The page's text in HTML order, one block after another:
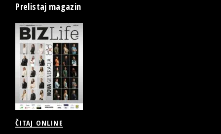
Prelistaj magazin
ČITAJ ONLINE